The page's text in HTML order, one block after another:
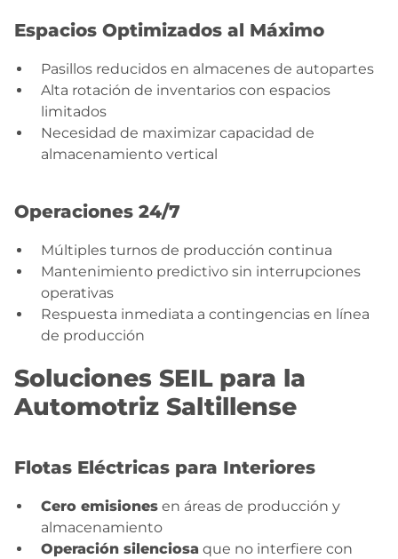
Espacios Optimizados al Máximo
Pasillos reducidos en almacenes de autopartes
Alta rotación de inventarios con espacios
limitados
Necesidad de maximizar capacidad de
almacenamiento vertical
Operaciones 24/7
Múltiples turnos de producción continua
Mantenimiento predictivo sin interrupciones
operativas
Respuesta inmediata a contingencias en línea
de producción
Soluciones SEIL para la
Automotriz Saltillense
Flotas Eléctricas para Interiores
Cero emisiones en áreas de producción y
almacenamiento
Operación silenciosa que no interfiere con